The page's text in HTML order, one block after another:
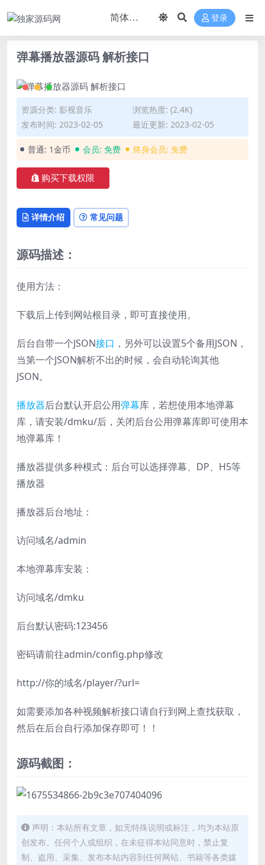
登录
弹幕播放器源码 解析接口
资源分类: 影视音乐
浏览热度: (2.4K)
发布时间: 2023-02-05
最近更新: 2023-02-05
普通: 1金币 会员: 免费 终身会员: 免费
购买下载权限
详情介绍 常见问题
源码描述：
使用方法：
下载后上传到网站根目录，即可直接使用。
后台自带一个JSON接口 ，另外可以设置5个备用JSON，
当第一个JSON解析不出的时候，会自动轮询其他
JSON。
播放器后台默认开启公用弹幕库，若想使用本地弹幕
库，请安装/dmku/后，关闭后台公用弹幕库即可使用本
地弹幕库！
播放器提供多种模式：后台可以选择弹幕、DP、H5等
播放器
播放器后台地址：
访问域名/admin
本地弹幕库安装：
访问域名/dmku
后台默认密码:123456
密码请前往admin/config.php修改
http://你的域名/player/?url=
如需要添加各种视频解析接口请自行到网上查找获取，
然后在后台自行添加保存即可！！
源码截图：
声明：本站所有文章，如无特殊说明或标注，均为本站原
创发布。任何个人或组织，在未征得本站同意时，禁止复
制、盗用、采集、发布本站内容到任何网站、书籍等各类媒